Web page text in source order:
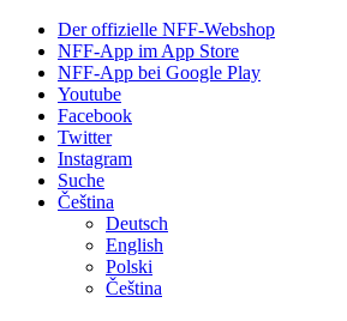
Der offizielle NFF-Webshop
NFF-App im App Store
NFF-App bei Google Play
Youtube
Facebook
Twitter
Instagram
Suche
Čeština
Deutsch
English
Polski
Čeština